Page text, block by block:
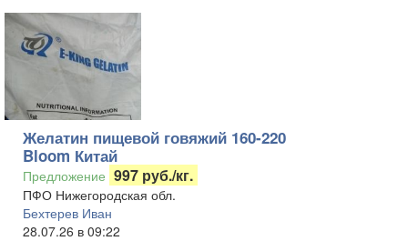
Желатин пищевой говяжий 160-220
Bloom Китай
Предложение 997 руб./кг.
ПФО Нижегородская обл.
Бехтерев Иван
28.07.26 в 09:22